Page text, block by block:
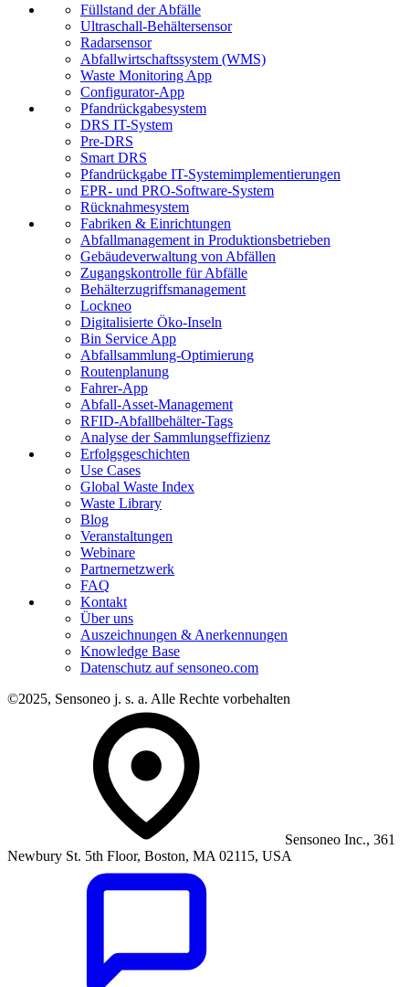
Füllstand der Abfälle
Ultraschall-Behältersensor
Radarsensor
Abfallwirtschaftssystem (WMS)
Waste Monitoring App
Configurator-App
Pfand­rückgabesystem
DRS IT-System
Pre-DRS
Smart DRS
Pfandrückgabe IT-Systemimplementierungen
EPR- und PRO-Software-System
Rücknahmesystem
Fabriken & Einrichtungen
Abfallmanagement in Produktionsbetrieben
Gebäudeverwaltung von Abfällen
Zugangskontrolle für Abfälle
Behälterzugriffsmanagement
Lockneo
Digitalisierte Öko-Inseln
Bin Service App
Abfallsammlung-Optimierung
Routenplanung
Fahrer-App
Abfall-Asset-Management
RFID-Abfallbehälter-Tags
Analyse der Sammlungseffizienz
Erfolgsgeschichten
Use Cases
Global Waste Index
Waste Library
Blog
Veranstaltungen
Webinare
Partnernetzwerk
FAQ
Kontakt
Über uns
Auszeichnungen & Anerkennungen
Knowledge Base
Datenschutz auf sensoneo.com
©2025, Sensoneo j. s. a. Alle Rechte vorbehalten
Sensoneo Inc., 361
Newbury St. 5th Floor, Boston, MA 02115, USA